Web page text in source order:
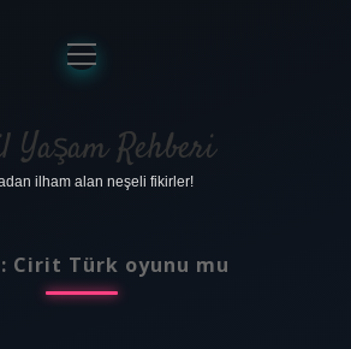
Anasayfa
Gizlilik Politikası
Yasal Uyarı
menüyü
aç
Yaşam Rehberi
ilham alan neşeli fikirler!
Cirit Türk oyunu mu